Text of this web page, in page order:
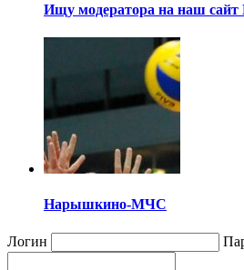
Ищу модератора на наш сайт
Нарышкино-МЧС
Логин